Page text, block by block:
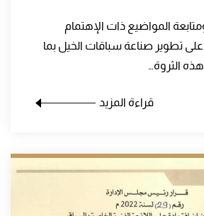
المواضيع ذات الإهتمام
تطوير صناعة سباقات الخيل بما
الثروة…
قراءة المزيد